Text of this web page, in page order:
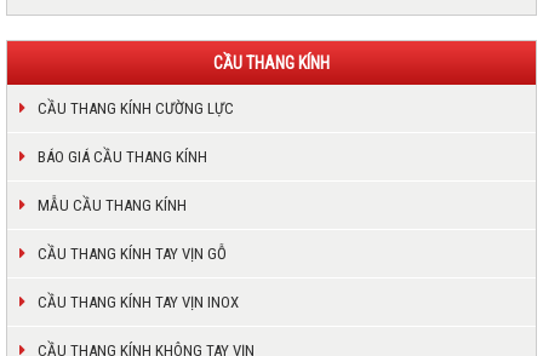
CẦU THANG KÍNH
CẦU THANG KÍNH CƯỜNG LỰC
BÁO GIÁ CẦU THANG KÍNH
MẪU CẦU THANG KÍNH
CẦU THANG KÍNH TAY VỊN GỖ
CẦU THANG KÍNH TAY VỊN INOX
CẦU THANG KÍNH KHÔNG TAY VỊN